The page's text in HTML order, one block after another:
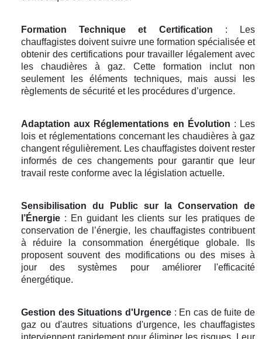
Formation Technique et Certification : Les
chauffagistes doivent suivre une formation spécialisée et
obtenir des certifications pour travailler légalement avec
les chaudières à gaz. Cette formation inclut non
seulement les éléments techniques, mais aussi les
règlements de sécurité et les procédures d’urgence.
Adaptation aux Réglementations en Évolution : Les
lois et réglementations concernant les chaudières à gaz
changent régulièrement. Les chauffagistes doivent rester
informés de ces changements pour garantir que leur
travail reste conforme avec la législation actuelle.
Sensibilisation du Public sur la Conservation de
l’Énergie : En guidant les clients sur les pratiques de
conservation de l’énergie, les chauffagistes contribuent
à réduire la consommation énergétique globale. Ils
proposent souvent des modifications ou des mises à
jour des systèmes pour améliorer l'efficacité
énergétique.
Gestion des Situations d'Urgence : En cas de fuite de
gaz ou d'autres situations d'urgence, les chauffagistes